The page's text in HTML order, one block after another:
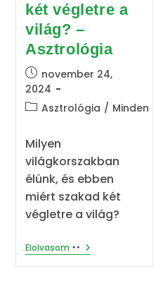
két végletre a
világ? –
Asztrológia
Post
published:
november 24,
2024
PostAsztrológia / Minden
Milyen
világkorszakban
élünk, és ebben
miért szakad két
végletre a világ?
Elolvasom
Miért
Szakad